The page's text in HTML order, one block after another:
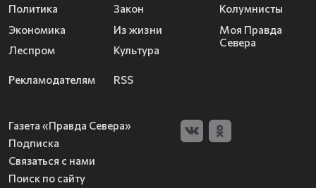
Политика
Экономика
Леспром
Закон
Из жизни
Культура
Колумнисты
Моя Правда
Севера
Рекламодателям RSS
Газета «Правда Севера»
Подписка
Связаться с нами
Поиск по сайту